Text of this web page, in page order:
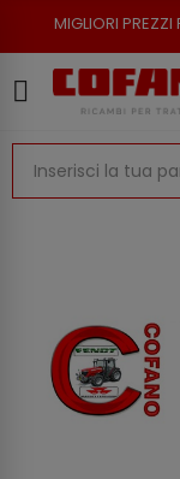
PREZZI PER RICAMBI